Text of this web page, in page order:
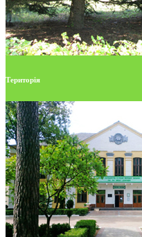
Територія